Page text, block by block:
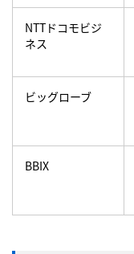
NTTドコモビジ
ネス
ビッグローブ
BBIX